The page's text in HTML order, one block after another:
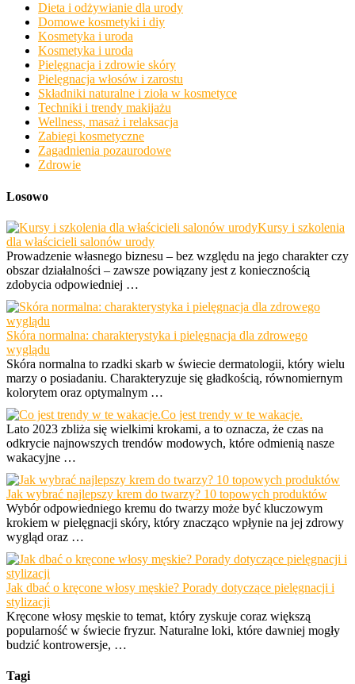
Dieta i odżywianie dla urody
Domowe kosmetyki i diy
Kosmetyka i uroda
Kosmetyka i uroda
Pielęgnacja i zdrowie skóry
Pielęgnacja włosów i zarostu
Składniki naturalne i zioła w kosmetyce
Techniki i trendy makijażu
Wellness, masaż i relaksacja
Zabiegi kosmetyczne
Zagadnienia pozaurodowe
Zdrowie
Losowo
Kursy i szkolenia
dla właścicieli salonów urody
Prowadzenie własnego biznesu – bez względu na jego charakter czy
obszar działalności – zawsze powiązany jest z koniecznością
zdobycia odpowiedniej …
Skóra normalna: charakterystyka i pielęgnacja dla zdrowego
wyglądu
Skóra normalna to rzadki skarb w świecie dermatologii, który wielu
marzy o posiadaniu. Charakteryzuje się gładkością, równomiernym
kolorytem oraz optymalnym …
Co jest trendy w te wakacje.
Lato 2023 zbliża się wielkimi krokami, a to oznacza, że czas na
odkrycie najnowszych trendów modowych, które odmienią nasze
wakacyjne …
Jak wybrać najlepszy krem do twarzy? 10 topowych produktów
Wybór odpowiedniego kremu do twarzy może być kluczowym
krokiem w pielęgnacji skóry, który znacząco wpłynie na jej zdrowy
wygląd oraz …
Jak dbać o kręcone włosy męskie? Porady dotyczące pielęgnacji i
stylizacji
Kręcone włosy męskie to temat, który zyskuje coraz większą
popularność w świecie fryzur. Naturalne loki, które dawniej mogły
budzić kontrowersje, …
Tagi